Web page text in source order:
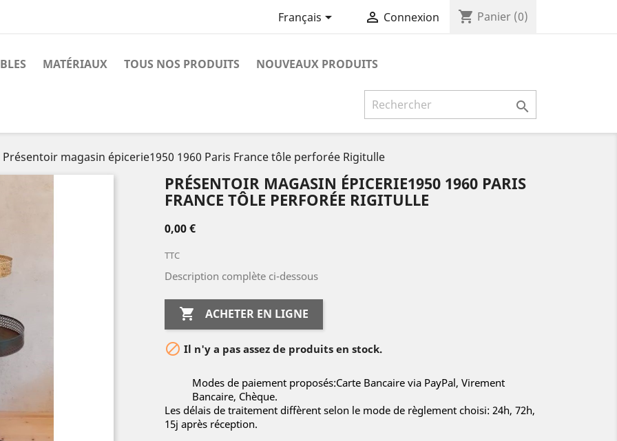
Français  Connexion shopping_cart Panier (0)
MATÉRIAUX TOUS NOS PRODUITS NOUVEAUX PRODUITS

Présentoir magasin épicerie1950 1960 Paris France tôle perforée Rigitulle
PRÉSENTOIR MAGASIN ÉPICERIE1950 1960 PARIS
FRANCE TÔLE PERFORÉE RIGITULLE
0,00 €
TTC
Description complète ci-dessous
 ACHETER EN LIGNE
 Il n'y a pas assez de produits en stock.
Modes de paiement proposés:Carte Bancaire via PayPal, Virement
Bancaire, Chèque.
Les délais de traitement diffèrent selon le mode de règlement choisi: 24h, 72h,
15j après réception.